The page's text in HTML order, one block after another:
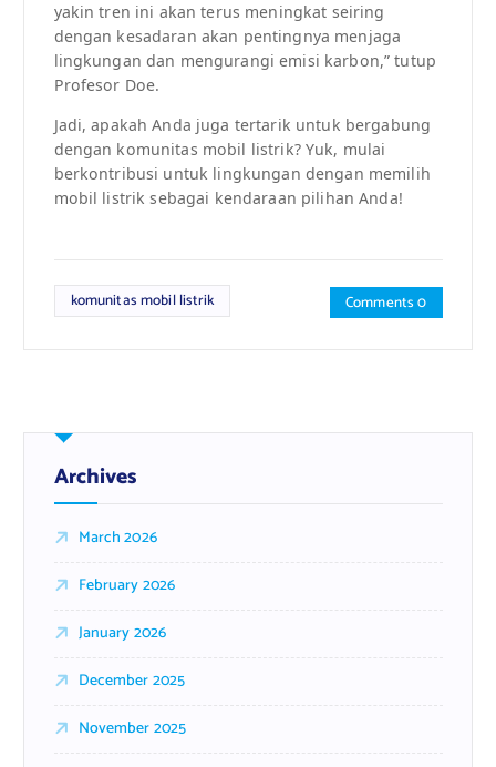
yakin tren ini akan terus meningkat seiring
dengan kesadaran akan pentingnya menjaga
lingkungan dan mengurangi emisi karbon,” tutup
Profesor Doe.
Jadi, apakah Anda juga tertarik untuk bergabung
dengan komunitas mobil listrik? Yuk, mulai
berkontribusi untuk lingkungan dengan memilih
mobil listrik sebagai kendaraan pilihan Anda!
komunitas mobil listrik Comments 0
Archives
March 2026
February 2026
January 2026
December 2025
November 2025